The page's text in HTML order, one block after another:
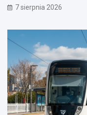
7 sierpnia 2026